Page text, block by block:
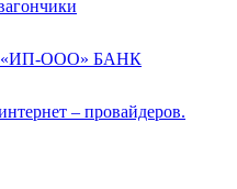
«ИП-ООО» БАНК
– провайдеров.